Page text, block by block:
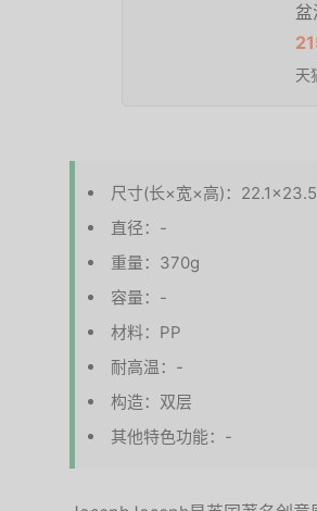
盆
天
尺寸(长×宽×高)：
直径：-
重量：370g
容量：-
材料：PP
耐高温：-
构造：双层
其他特色功能：-